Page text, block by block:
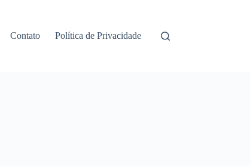
Contato Política de Privacidade